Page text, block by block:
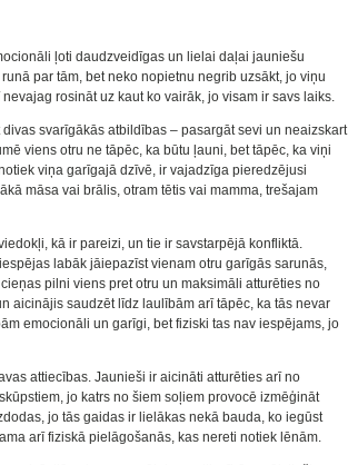
ļoti daudzveidīgas un lielai daļai jauniešu
par tām, bet neko nopietnu negrib uzsākt, jo viņu
rosināt uz kaut ko vairāk, jo visam ir savs laiks.
svarīgākās atbildības – pasargāt sevi un neaizskart
viens otru ne tāpēc, ka būtu ļauni, bet tāpēc, ka viņi
viņa garīgajā dzīvē, ir vajadzīga pieredzējusi
māsa vai brālis, otram tētis vai mamma, trešajam
kā ir pareizi, un tie ir savstarpējā konfliktā.
labāk jāiepazīst vienam otru garīgās sarunās,
pilni viens pret otru un maksimāli atturēties no
aicinājis saudzēt līdz laulībām arī tāpēc, ka tās nevar
emocionāli un garīgi, bet fiziski tas nav iespējams, jo
attiecības. Jaunieši ir aicināti atturēties arī no
jo katrs no šiem soļiem provocē izmēģināt
jo tās gaidas ir lielākas nekā bauda, ko iegūst
arī fiziskā pielāgošanās, kas nereti notiek lēnām.